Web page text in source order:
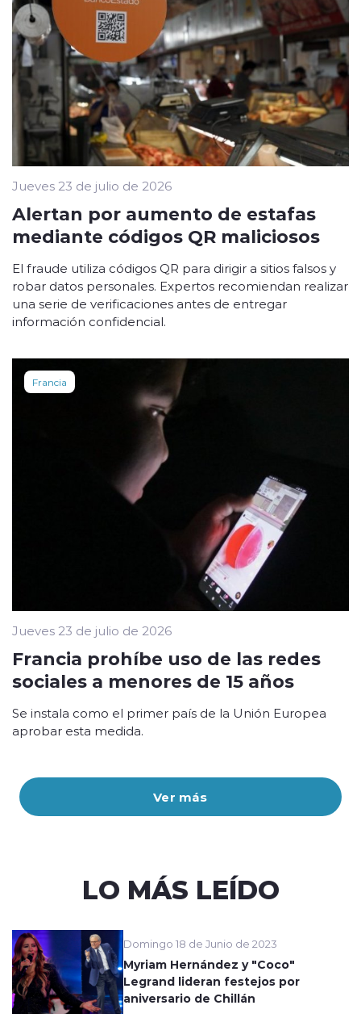
Ver más
Jueves 23 de julio de 2026
Alertan por aumento de estafas
mediante códigos QR maliciosos
El fraude utiliza códigos QR para dirigir a sitios falsos y
robar datos personales. Expertos recomiendan realizar
una serie de verificaciones antes de entregar
información confidencial.
Francia
Jueves 23 de julio de 2026
Francia prohíbe uso de las redes
sociales a menores de 15 años
Se instala como el primer país de la Unión Europea
aprobar esta medida.
LO MÁS LEÍDO
Domingo 18 de Junio de 2023
Myriam Hernández y "Coco"
Legrand lideran festejos por
aniversario de Chillán